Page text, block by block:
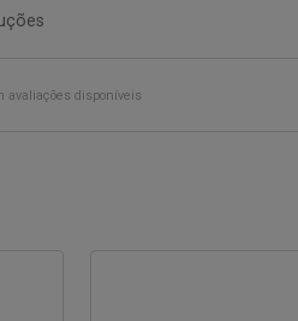
avaliações disponíveis